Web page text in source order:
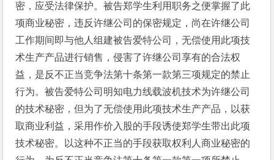
密，应受法律保护。被告郑学生利用职务之便掌握了此
项商业秘密，违反许继公司的保密规定，尚在许继公司
工作期间即与他人组建被告爱特公司，无偿使用此项技
术生产产品进行销售，侵害了许继公司享有的合法权
益，是反不正当竞争法第十条第一款第三项规定的禁止
行为。被告爱特公司明知电力线载波机技术为许继公司
的技术秘密，但为了无偿使用此项技术生产产品，以获
取商业利益，采用作价入股的手段诱使郑学生带出此项
技术秘密。以这种不正当的手段获取权利人商业秘密的